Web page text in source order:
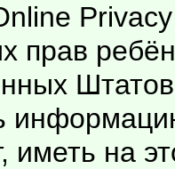
прав
на